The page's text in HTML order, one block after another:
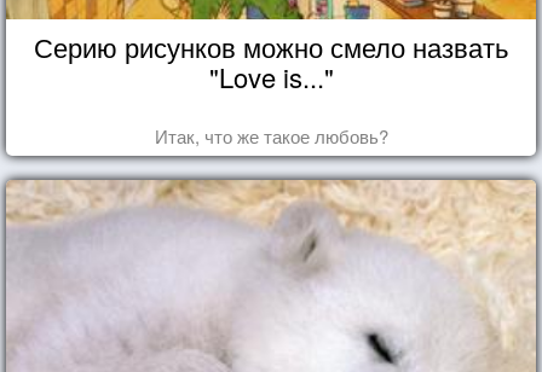
Серию рисунков можно смело назвать
"Love is..."
Итак, что же такое любовь?